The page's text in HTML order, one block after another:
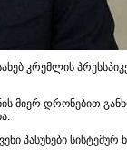
კრემლის
მიერ დრონებით
პასუხები სისტემურ